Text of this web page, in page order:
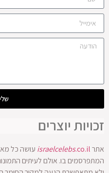
זכויות יוצרים
אתר israelcelebs.co.il
עושה כל
המתפרסמים בו. אולם לעיתים